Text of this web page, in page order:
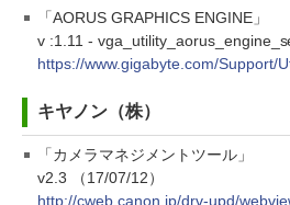
「AORUS GRAPHICS ENGINE」
v :1.11 -
https://www.gigabyte.com/Support/
キヤノン（株）
「カメラマネジメントツール」
v2.3 （17/07/12）
http://cweb.canon.jp/drv-upd/